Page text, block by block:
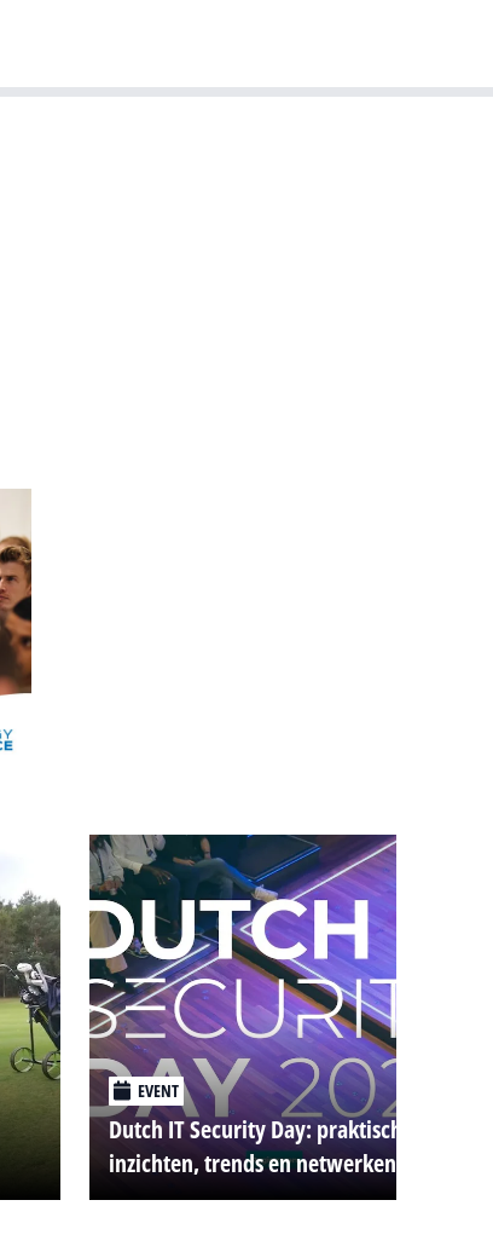
EVENT
Dutch IT Security Day: praktische
inzichten, trends en netwerken